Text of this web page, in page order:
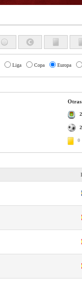
Liga Copa Europa
Otras
2
2
0